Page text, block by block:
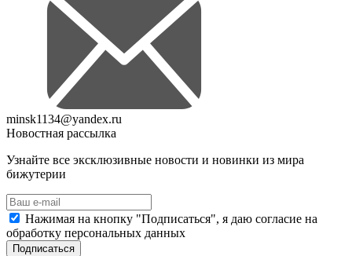
minsk1134@yandex.ru
Новостная рассылка
Узнайте все эксклюзивные новости и новинки из мира
бижутерии
Нажимая на кнопку "Подписаться", я даю согласие на
обработку персональных данных
Подписаться